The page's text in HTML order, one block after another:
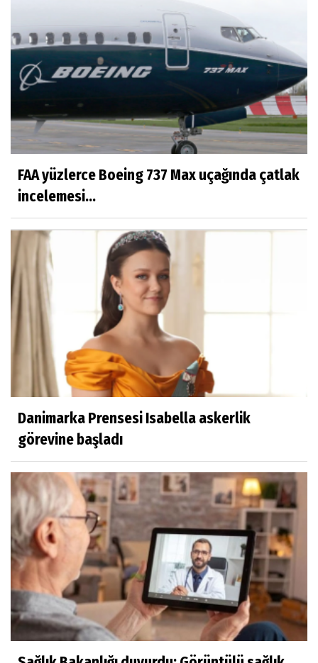
FAA yüzlerce Boeing 737 Max uçağında çatlak
incelemesi...
Danimarka Prensesi Isabella askerlik
görevine başladı